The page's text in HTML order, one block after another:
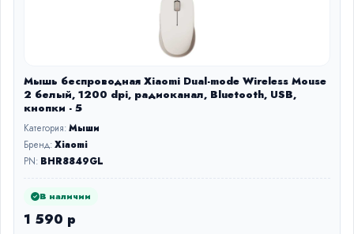
Мышь беспроводная Xiaomi Dual-mode Wireless Mouse
2 белый, 1200 dpi, радиоканал, Bluetooth, USB,
кнопки - 5
Категория:Мыши
Бренд:Xiaomi
PN: BHR8849GL
В наличии
1 590 р